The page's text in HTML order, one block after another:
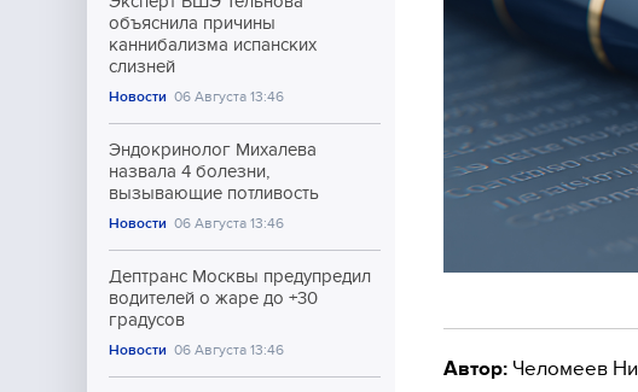
объяснила причины
каннибализма испанских
слизней
Новости 06 Августа 13:46
Эндокринолог Михалева
назвала 4 болезни,
вызывающие потливость
Новости 06 Августа 13:46
Дептранс Москвы предупредил
водителей о жаре до +30
градусов
Новости 06 Августа 13:46
Автор: Челомеев